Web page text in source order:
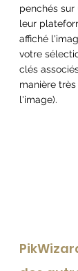
penchés
leur
affiché
votre
clés
manière
l'image).